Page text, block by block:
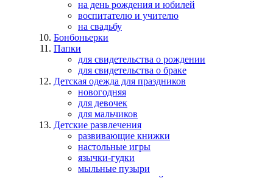
на день рождения и юбилей
воспитателю и учителю
на свадьбу
Бонбоньерки
Папки
для свидетельства о рождении
для свидетельства о браке
Детская одежда для праздников
новогодняя
для девочек
для мальчиков
Детские развлечения
развивающие книжки
настольные игры
язычки-гудки
мыльные пузыри